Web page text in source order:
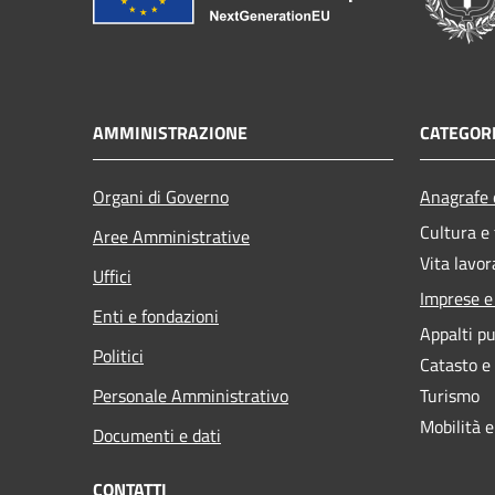
AMMINISTRAZIONE
Organi di Governo
Aree Amministrative
Uffici
Enti e fondazioni
Politici
Personale Amministrativo
Documenti e dati
Cultura
Vita
Imprese
Appalti
Catasto
Turismo
Mobilità
CONTATTI